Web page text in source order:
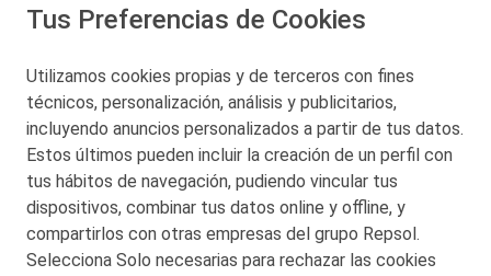
San Martín 5-Edificio Muñatones,
© 2026 Petronor S.A.
CONTACTO
MAPA WEB
Tus Preferencias de Cookies
Utilizamos cookies propias y de terceros con fines
técnicos, personalización, análisis y publicitarios,
incluyendo anuncios personalizados a partir de tus datos.
Estos últimos pueden incluir la creación de un perfil con
tus hábitos de navegación, pudiendo vincular tus
dispositivos, combinar tus datos online y offline, y
compartirlos con otras empresas del grupo Repsol.
Selecciona Solo necesarias para rechazar las cookies